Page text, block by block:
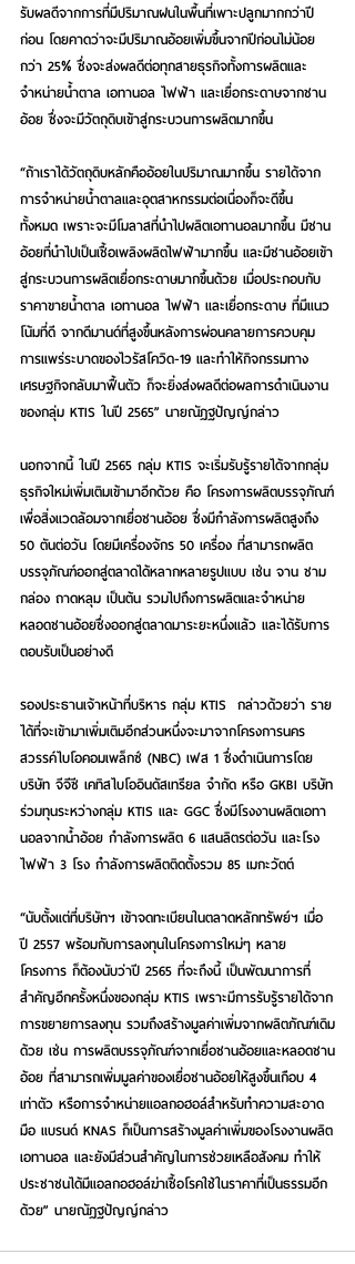
รับผลดีจากการที่มีปริมาณฝนในพื้นที่เพาะปลูกมากกว่าปี
ก่อน โดยคาดว่าจะมีปริมาณอ้อยเพิ่มขึ้นจากปีก่อนไม่น้อย
กว่า 25% ซึ่งจะส่งผลดีต่อทุกสายธุรกิจทั้งการผลิตและ
จำหน่ายน้ำตาล เอทานอล ไฟฟ้า และเยื่อกระดาษจากชาน
อ้อย ซึ่งจะมีวัตถุดิบเข้าสู่กระบวนการผลิตมากขึ้น
“ถ้าเราได้วัตถุดิบหลักคืออ้อยในปริมาณมากขึ้น รายได้จาก
การจำหน่ายน้ำตาลและอุตสาหกรรมต่อเนื่องก็จะดีขึ้น
ทั้งหมด เพราะจะมีโมลาสที่นำไปผลิตเอทานอลมากขึ้น มีชาน
อ้อยที่นำไปเป็นเชื้อเพลิงผลิตไฟฟ้ามากขึ้น และมีชานอ้อยเข้า
สู่กระบวนการผลิตเยื่อกระดาษมากขึ้นด้วย เมื่อประกอบกับ
ราคาขายน้ำตาล เอทานอล ไฟฟ้า และเยื่อกระดาษ ที่มีแนว
โน้มที่ดี จากดีมานด์ที่สูงขึ้นหลังการผ่อนคลายการควบคุม
การแพร่ระบาดของไวรัสโควิด-19 และทำให้กิจกรรมทาง
เศรษฐกิจกลับมาฟื้นตัว ก็จะยิ่งส่งผลดีต่อผลการดำเนินงาน
ของกลุ่ม KTIS ในปี 2565” นายณัฎฐปัญญ์กล่าว
นอกจากนี้ ในปี 2565 กลุ่ม KTIS จะเริ่มรับรู้รายได้จากกลุ่ม
ธุรกิจใหม่เพิ่มเติมเข้ามาอีกด้วย คือ โครงการผลิตบรรจุภัณฑ์
เพื่อสิ่งแวดล้อมจากเยื่อชานอ้อย ซึ่งมีกำลังการผลิตสูงถึง
50 ตันต่อวัน โดยมีเครื่องจักร 50 เครื่อง ที่สามารถผลิต
บรรจุภัณฑ์ออกสู่ตลาดได้หลากหลายรูปแบบ เช่น จาน ชาม
กล่อง ถาดหลุม เป็นต้น รวมไปถึงการผลิตและจำหน่าย
หลอดชานอ้อยซึ่งออกสู่ตลาดมาระยะหนึ่งแล้ว และได้รับการ
ตอบรับเป็นอย่างดี
รองประธานเจ้าหน้าที่บริหาร กลุ่ม KTIS  กล่าวด้วยว่า ราย
ได้ที่จะเข้ามาเพิ่มเติมอีกส่วนหนึ่งจะมาจากโครงการนคร
สวรรค์ไบโอคอมเพล็กซ์ (NBC) เฟส 1 ซึ่งดำเนินการโดย
บริษัท จีจีซี เคทิสไบโออินดัสเทรียล จำกัด หรือ GKBI บริษัท
ร่วมทุนระหว่างกลุ่ม KTIS และ GGC ซึ่งมีโรงงานผลิตเอทา
นอลจากน้ำอ้อย กำลังการผลิต 6 แสนลิตรต่อวัน และโรง
ไฟฟ้า 3 โรง กำลังการผลิตติดตั้งรวม 85 เมกะวัตต์
“นับตั้งแต่ที่บริษัทฯ เข้าจดทะเบียนในตลาดหลักทรัพย์ฯ เมื่อ
ปี 2557 พร้อมกับการลงทุนในโครงการใหม่ๆ หลาย
โครงการ ก็ต้องนับว่าปี 2565 ที่จะถึงนี้ เป็นพัฒนาการที่
สำคัญอีกครั้งหนึ่งของกลุ่ม KTIS เพราะมีการรับรู้รายได้จาก
การขยายการลงทุน รวมถึงสร้างมูลค่าเพิ่มจากผลิตภัณฑ์เดิม
ด้วย เช่น การผลิตบรรจุภัณฑ์จากเยื่อชานอ้อยและหลอดชาน
อ้อย ที่สามารถเพิ่มมูลค่าของเยื่อชานอ้อยให้สูงขึ้นเกือบ 4
เท่าตัว หรือการจำหน่ายแอลกอฮอล์สำหรับทำความสะอาด
มือ แบรนด์ KNAS ก็เป็นการสร้างมูลค่าเพิ่มของโรงงานผลิต
เอทานอล และยังมีส่วนสำคัญในการช่วยเหลือสังคม ทำให้
ประชาชนได้มีแอลกอฮอล์ฆ่าเชื้อโรคใช้ในราคาที่เป็นธรรมอีก
ด้วย” นายณัฎฐปัญญ์กล่าว